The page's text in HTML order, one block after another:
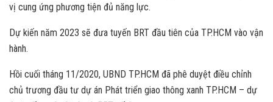
vị cung ứng phương tiện đủ năng lực.
Dự kiến năm 2023 sẽ đưa tuyến BRT đầu tiên của TP.HCM vào vận
hành.
Hồi cuối tháng 11/2020, UBND TP.HCM đã phê duyệt điều chỉnh
chủ trương đầu tư dự án Phát triển giao thông xanh TP.HCM – dự